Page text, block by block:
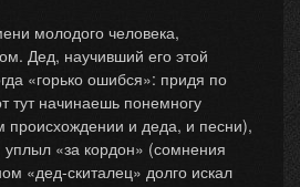
молодого человека,
Дед, научивший его этой
«горько ошибся»: придя по
тут начинаешь понемногу
происхождении и деда, и песни),
уплыл «за кордон» (сомнения
«дед-скиталец» долго искал